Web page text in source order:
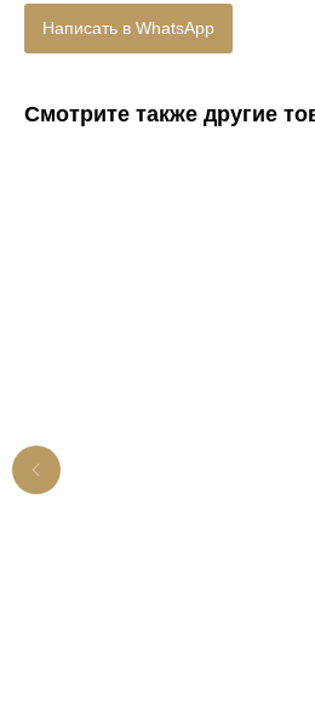
Написать в WhatsApp
Смотрите также другие